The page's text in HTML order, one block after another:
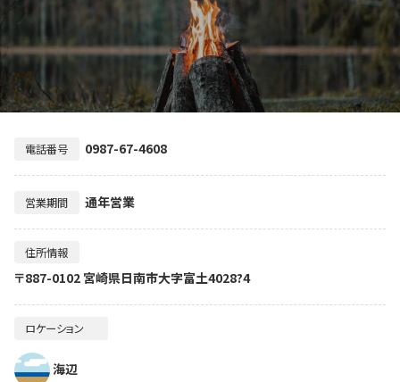
電話番号 0987-67-4608
営業期間 通年営業
住所情報
〒887-0102 宮崎県日南市大字富土4028?4
ロケーション
海辺